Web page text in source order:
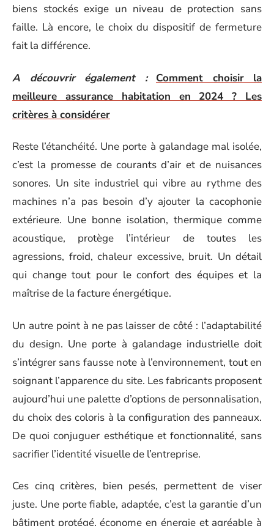
biens stockés exige un niveau de protection sans
faille. Là encore, le choix du dispositif de fermeture
fait la différence.
A découvrir également :
Comment choisir la
meilleure assurance habitation en 2024 ? Les
critères à considérer
Reste l’étanchéité. Une porte à galandage mal isolée,
c’est la promesse de courants d’air et de nuisances
sonores. Un site industriel qui vibre au rythme des
machines n’a pas besoin d’y ajouter la cacophonie
extérieure. Une bonne isolation, thermique comme
acoustique, protège l’intérieur de toutes les
agressions, froid, chaleur excessive, bruit. Un détail
qui change tout pour le confort des équipes et la
maîtrise de la facture énergétique.
Un autre point à ne pas laisser de côté : l’adaptabilité
du design. Une porte à galandage industrielle doit
s’intégrer sans fausse note à l’environnement, tout en
soignant l’apparence du site. Les fabricants proposent
aujourd’hui une palette d’options de personnalisation,
du choix des coloris à la configuration des panneaux.
De quoi conjuguer esthétique et fonctionnalité, sans
sacrifier l’identité visuelle de l’entreprise.
Ces cinq critères, bien pesés, permettent de viser
juste. Une porte fiable, adaptée, c’est la garantie d’un
bâtiment protégé, économe en énergie et agréable à